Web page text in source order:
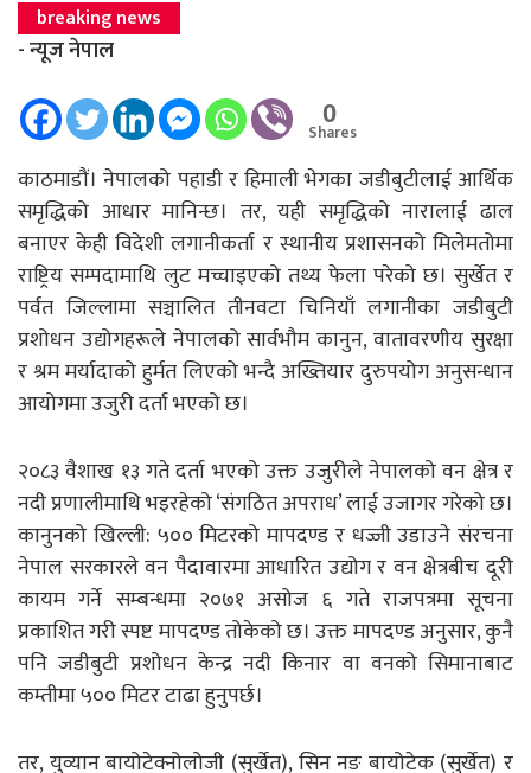
breaking news
- न्यूज नेपाल
0
Shares
काठमाडौं। नेपालको पहाडी र हिमाली भेगका जडीबुटीलाई आर्थिक
समृद्धिको आधार मानिन्छ। तर, यही समृद्धिको नारालाई ढाल
बनाएर केही विदेशी लगानीकर्ता र स्थानीय प्रशासनको मिलेमतोमा
राष्ट्रिय सम्पदामाथि लुट मच्चाइएको तथ्य फेला परेको छ। सुर्खेत र
पर्वत जिल्लामा सञ्चालित तीनवटा चिनियाँ लगानीका जडीबुटी
प्रशोधन उद्योगहरूले नेपालको सार्वभौम कानुन, वातावरणीय सुरक्षा
र श्रम मर्यादाको हुर्मत लिएको भन्दै अख्तियार दुरुपयोग अनुसन्धान
आयोगमा उजुरी दर्ता भएको छ।
२०८३ वैशाख १३ गते दर्ता भएको उक्त उजुरीले नेपालको वन क्षेत्र र
नदी प्रणालीमाथि भइरहेको ‘संगठित अपराध’ लाई उजागर गरेको छ।
कानुनको खिल्ली: ५०० मिटरको मापदण्ड र धज्जी उडाउने संरचना
नेपाल सरकारले वन पैदावारमा आधारित उद्योग र वन क्षेत्रबीच दूरी
कायम गर्ने सम्बन्धमा २०७१ असोज ६ गते राजपत्रमा सूचना
प्रकाशित गरी स्पष्ट मापदण्ड तोकेको छ। उक्त मापदण्ड अनुसार, कुनै
पनि जडीबुटी प्रशोधन केन्द्र नदी किनार वा वनको सिमानाबाट
कम्तीमा ५०० मिटर टाढा हुनुपर्छ।
तर, युव्यान बायोटेक्नोलोजी (सुर्खेत), सिन नङ बायोटेक (सुर्खेत) र